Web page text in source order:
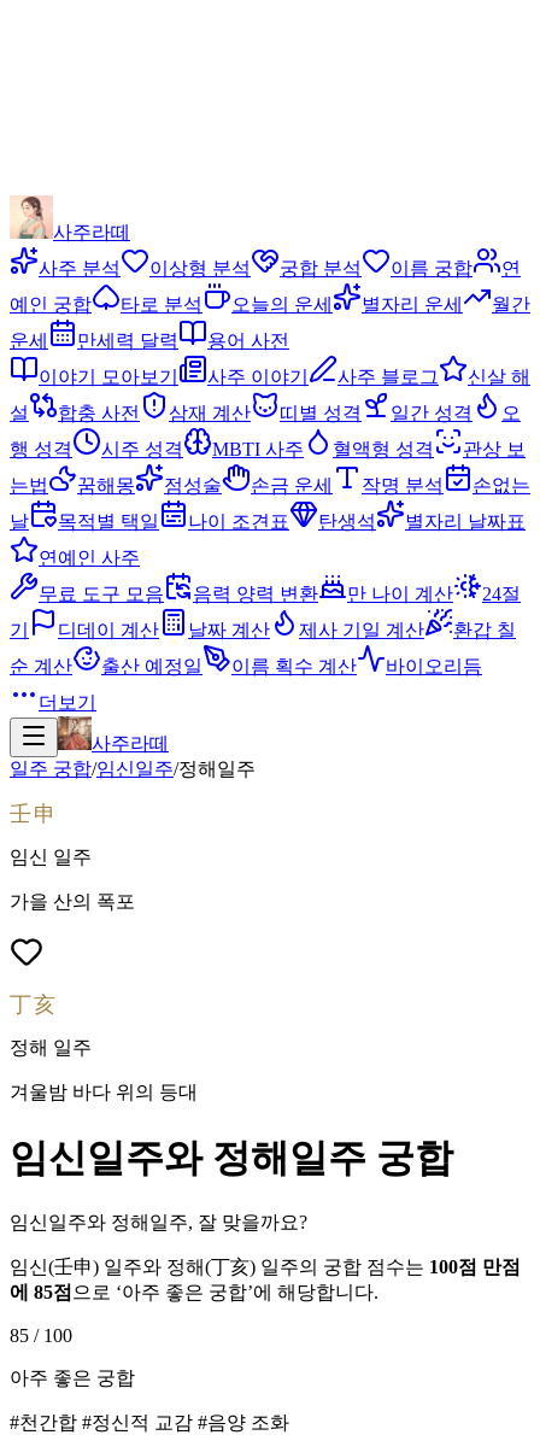
사주라떼
사주 분석
이상형 분석 궁합 분석 이름 궁합
연
예인 궁합
타로 분석 오늘의 운세 별자리 운세
월간
운세
만세력 달력
용어 사전
이야기 모아보기
사주 이야기 사주 블로그
신살 해
설
합충 사전 삼재 계산 띠별 성격 일간 성격
오
행 성격
시주 성격 MBTI 사주 혈액형 성격
관상 보
는법
꿈해몽 점성술 손금 운세 작명 분석
손없는
날
목적별 택일 나이 조견표 탄생석
별자리 날짜표
연예인 사주
무료 도구 모음
음력 양력 변환 만 나이 계산
24절
기
디데이 계산 날짜 계산 제사 기일 계산
환갑 칠
순 계산
출산 예정일 이름 획수 계산
바이오리듬
더보기
사주라떼
일주 궁합/임신일주/정해 일주
壬申
임신 일주
가을 산의 폭포
丁亥
정해 일주
겨울밤 바다 위의 등대
임신일주와 정해일주 궁합
임신일주와 정해일주, 잘 맞을까요?
임신(壬申) 일주와 정해(丁亥) 일주의 궁합 점수는 100점 만점
에 85점 으로 ‘아주 좋은 궁합’에 해당합니다.
85 / 100
아주 좋은 궁합
#천간합 #정신적 교감 #음양 조화